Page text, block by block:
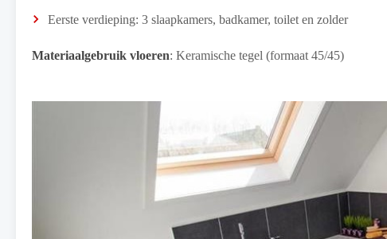
Eerste verdieping: 3 slaapkamers, badkamer, toilet en zolder
Materiaalgebruik vloeren: Keramische tegel (formaat 45/45)